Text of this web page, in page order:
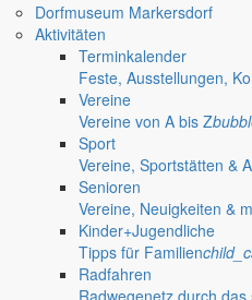
Dorfmuseum Markersdorf
Aktivitäten
Terminkalender
Feste, Ausstellungen,
Vereine
Vereine von A bis Z
Sport
Vereine, Sportstätten &
Senioren
Vereine, Neuigkeiten &
Kinder+Jugendliche
Tipps für Familien
Radfahren
Radwegenetz durch